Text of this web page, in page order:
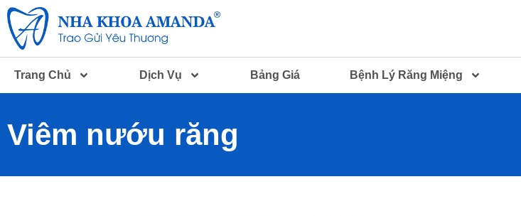
Trang Chủ Dịch Vụ Bảng Giá Bệnh Lý Răng Miệng
Viêm nướu răng